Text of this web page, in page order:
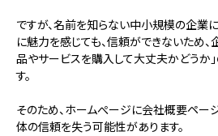
ですが、名前を知らない中小規模の企業
に魅力を感じても、信頼ができないため、
品やサービスを購入して大丈夫かどうか
す。
そのため、ホームぺージに会社概要ペー
体の信頼を失う可能性があります。